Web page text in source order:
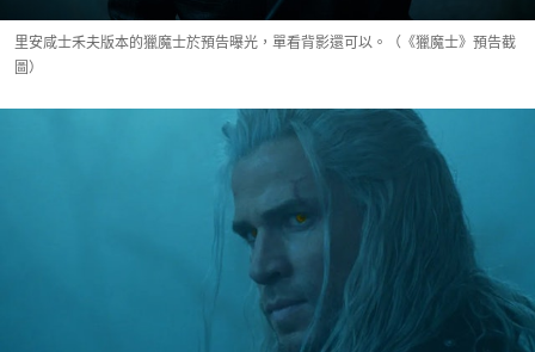
里安咸士禾夫版本的獵魔士於預告曝光，單看背影還可以。（《獵魔士》預告截
圖）